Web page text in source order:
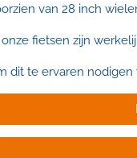
van 28 inch
fietsen zijn
dit te ervaren